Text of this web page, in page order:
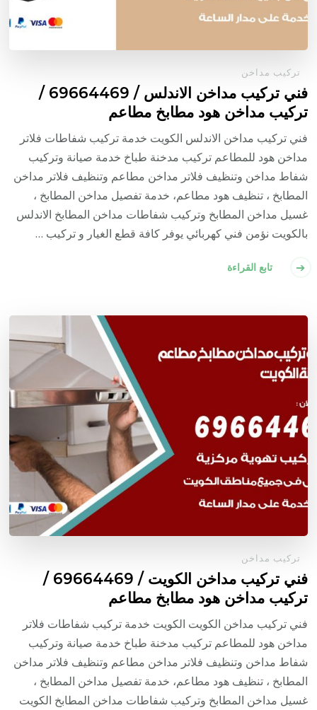
تركيب مداخن
فني تركيب مداخن الاندلس / 69664469 /
تركيب مداخن هود مطابخ مطاعم
فني تركيب مداخن الاندلس الكويت خدمة تركيب شفاطات فلاتر
مداخن هود للمطاعم تركيب مدخنة طباخ خدمة صيانة وتركيب
شفاط مداخن وتنظيف فلاتر مداخن مطاعم وتنظيف فلاتر مداخن
المطابخ ، تنظيف هود مطاعم، خدمة تفصيل مداخن المطابخ ،
غسيل مداخن المطابخ وتركيب شفاطات مداخن المطابخ الاندلس
بالكويت نؤمن فني كهربائي يوفر كافة قطع الغيار و تركيب …
تابع القراءة
تركيب مداخن
فني تركيب مداخن الكويت / 69664469 /
تركيب مداخن هود مطابخ مطاعم
فني تركيب مداخن الكويت الكويت خدمة تركيب شفاطات فلاتر
مداخن هود للمطاعم تركيب مدخنة طباخ خدمة صيانة وتركيب
شفاط مداخن وتنظيف فلاتر مداخن مطاعم وتنظيف فلاتر مداخن
المطابخ ، تنظيف هود مطاعم، خدمة تفصيل مداخن المطابخ ،
غسيل مداخن المطابخ وتركيب شفاطات مداخن المطابخ الكويت